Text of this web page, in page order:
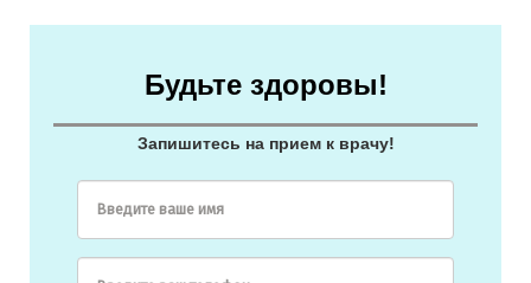
Будьте здоровы!
Запишитесь на прием к врачу!
Введите ваше имя